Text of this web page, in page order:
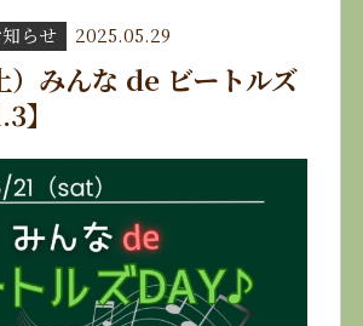
らせ 2025.05.29
）みんな de ビートルズ
】